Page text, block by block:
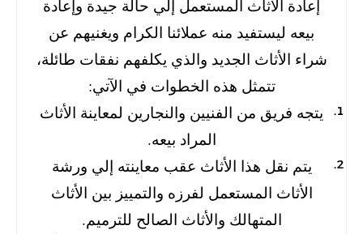
إعادة الأثاث المستعمل إلي حالة جيدة وإعادة
بيعه ليستفيد منه عملائنا الكرام ويغنيهم عن
شراء الأثاث الجديد والذي يكلفهم نفقات طائلة،
تتمثل هذه الخطوات في الآتي:
يتجه فريق من الفنيين والنجارين لمعاينة الأثاث
المراد بيعه.
يتم نقل هذا الأثاث عقب معاينته إلي ورشة
الأثاث المستعمل لفرزه والتمييز بين الأثاث
المتهالك والأثاث الصالح للترميم.